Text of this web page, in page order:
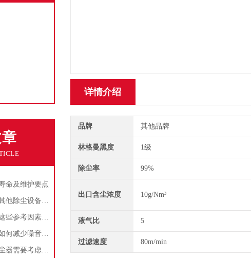
命及维护要点
工业脉冲集尘器与其他除尘设备的比较
选购粉尘集尘机时这些参考因素很重要！
防爆型工业集尘器如何减少噪音?三个方法轻松解决
挑选三相大功率吸尘器需要考虑哪些问题？
详情介绍
品牌 其他品牌
林格曼黑度 1级
除尘率 99%
出口含尘浓度 10g/Nm³
液气比 5
过滤速度 80m/min